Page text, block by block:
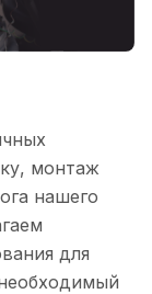
монтаж
нашего
для